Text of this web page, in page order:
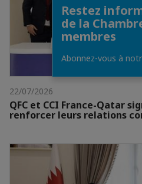
22/07/2026
QFC et CCI France-Qatar
renforcer leurs relations
Restez
de la
membres
Abonnez-vous à